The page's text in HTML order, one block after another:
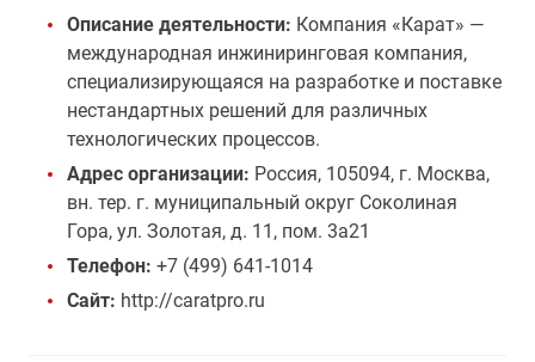
Описание деятельности: Компания «Карат» —
международная инжиниринговая компания,
специализирующаяся на разработке и поставке
нестандартных решений для различных
технологических процессов.
Адрес организации: Россия, 105094, г. Москва,
вн. тер. г. муниципальный округ Соколиная
Гора, ул. Золотая, д. 11, пом. 3а21
Телефон: +7 (499) 641-1014
Сайт: http://caratpro.ru